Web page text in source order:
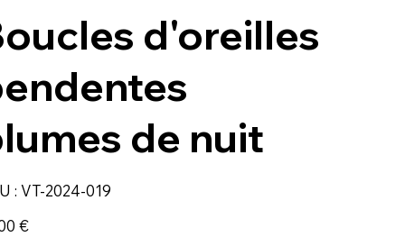
d'oreilles
de nuit
: SKU
VT-
VT-2024-019
€